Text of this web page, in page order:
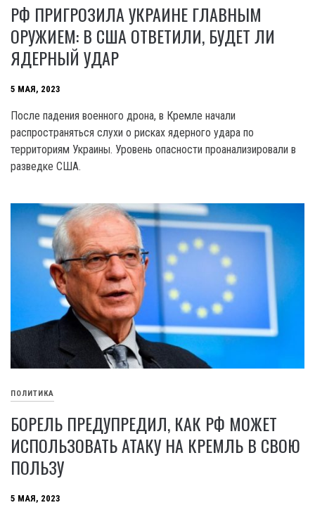
РФ ПРИГРОЗИЛА УКРАИНЕ ГЛАВНЫМ
ОРУЖИЕМ: В США ОТВЕТИЛИ, БУДЕТ ЛИ
ЯДЕРНЫЙ УДАР
5 МАЯ, 2023
После падения военного дрона, в Кремле начали
распространяться слухи о рисках ядерного удара по
территориям Украины. Уровень опасности проанализировали в
разведке США.
ПОЛИТИКА
БОРЕЛЬ ПРЕДУПРЕДИЛ, КАК РФ МОЖЕТ
ИСПОЛЬЗОВАТЬ АТАКУ НА КРЕМЛЬ В СВОЮ
ПОЛЬЗУ
5 МАЯ, 2023